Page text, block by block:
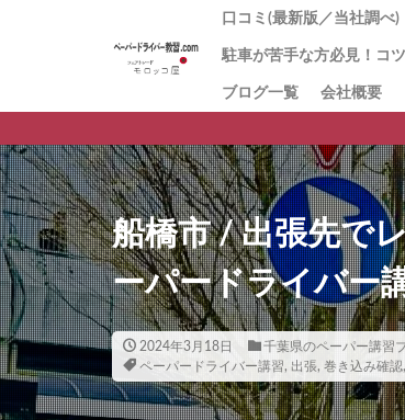
口コミ(最新版／当社調べ)
駐車が苦手な方必見！コ
ブログ一覧 会社概要
船橋市 / 出張先で
ーパードライバー
2024年3月18日 千葉県のペーパー講習
ペーパードライバー講習, 出張, 巻き込み確認,